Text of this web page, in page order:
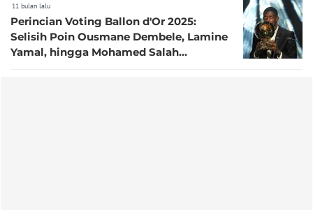
11 bulan lalu
Perincian Voting Ballon d'Or 2025:
Selisih Poin Ousmane Dembele, Lamine
Yamal, hingga Mohamed Salah